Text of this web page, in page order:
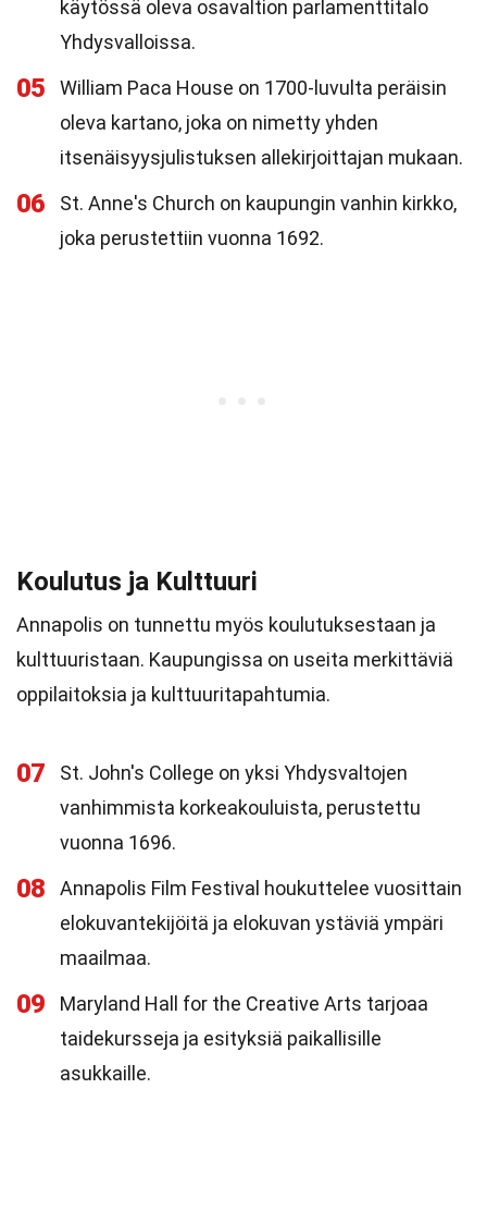
käytössä oleva osavaltion parlamenttitalo
Yhdysvalloissa.
05
William Paca House on 1700-luvulta peräisin
oleva kartano, joka on nimetty yhden
itsenäisyysjulistuksen allekirjoittajan mukaan.
06
St. Anne's Church on kaupungin vanhin kirkko,
joka perustettiin vuonna 1692.
Koulutus ja Kulttuuri
Annapolis on tunnettu myös koulutuksestaan ja
kulttuuristaan. Kaupungissa on useita merkittäviä
oppilaitoksia ja kulttuuritapahtumia.
07
St. John's College on yksi Yhdysvaltojen
vanhimmista korkeakouluista, perustettu
vuonna 1696.
08
Annapolis Film Festival houkuttelee vuosittain
elokuvantekijöitä ja elokuvan ystäviä ympäri
maailmaa.
09
Maryland Hall for the Creative Arts tarjoaa
taidekursseja ja esityksiä paikallisille
asukkaille.